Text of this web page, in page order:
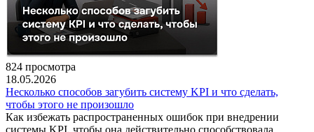
824 просмотра
18.05.2026
Несколько способов загубить систему KPI и что сделать,
чтобы этого не произошло
Как избежать распространенных ошибок при внедрении
системы KPI, чтобы она действительно способствовала